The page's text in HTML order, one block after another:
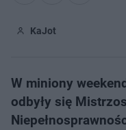
KaJot
W miniony
odbyły się